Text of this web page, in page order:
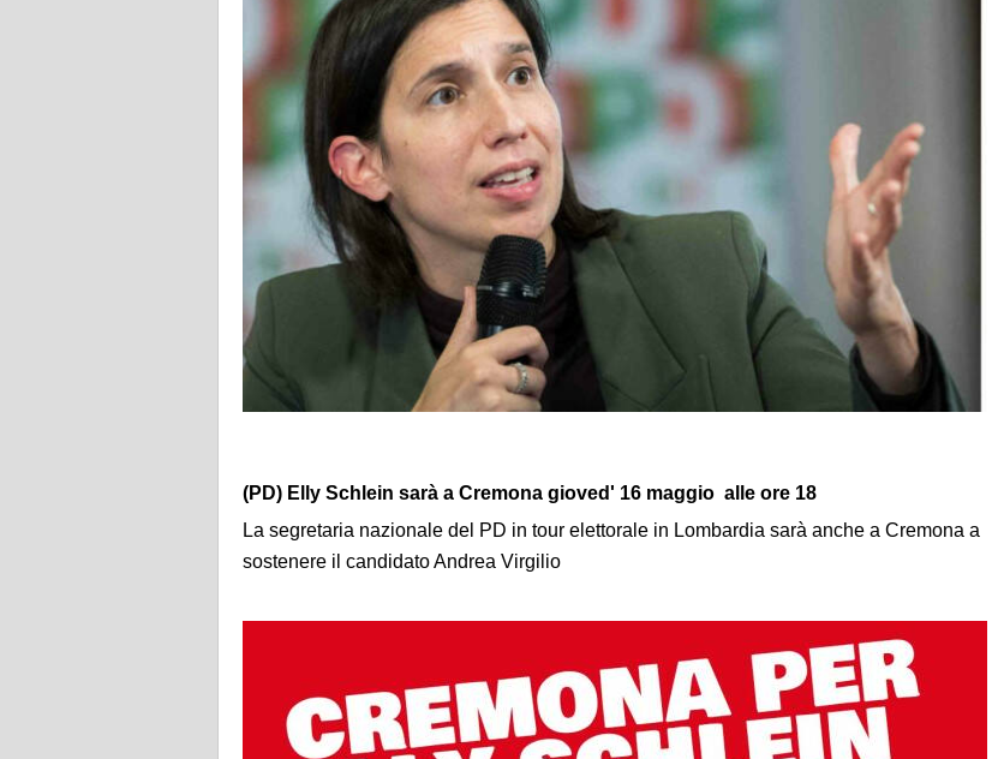
(PD) Elly Schlein sarà a Cremona gioved' 16 maggio alle ore 18
La segretaria nazionale del PD in tour elettorale in Lombardia sarà anche a Cremona a
sostenere il candidato Andrea Virgilio